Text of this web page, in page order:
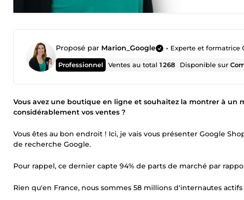
Proposé par Marion_Google • Experte et formatrice
Professionnel Ventes au total1 268 Disponible sur
Vous avez une boutique en ligne et souhaitez la montrer à
considérablement vos ventes ?
Vous êtes au bon endroit ! Ici, je vais vous présenter Google
de recherche Google.
Pour rappel, ce dernier capte 94% de parts de marché par
Rien qu'en France, nous sommes 58 millions d'internautes